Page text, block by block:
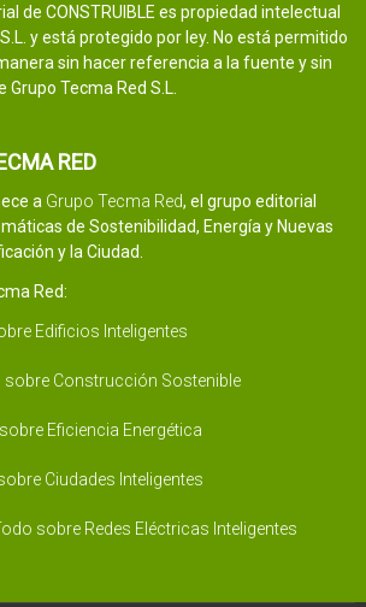
de CONSTRUIBLE es propiedad intelectual
y está protegido por ley. No está permitido
sin hacer referencia a la fuente y sin
Tecma Red S.L.
RED
a Grupo Tecma Red, el grupo editorial
de Sostenibilidad, Energía y Nuevas
y la Ciudad.
Red:
Edificios Inteligentes
sobre Construcción Sostenible
Eficiencia Energética
Ciudades Inteligentes
sobre Redes Eléctricas Inteligentes